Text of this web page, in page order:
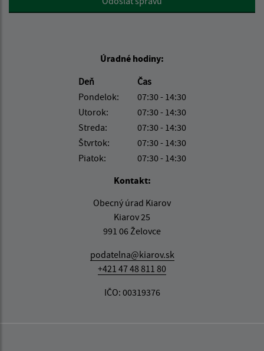
Úradné hodiny:
Deň
Čas
Pondelok:
07:30 - 14:30
Utorok:
07:30 - 14:30
Streda:
07:30 - 14:30
Štvrtok:
07:30 - 14:30
Piatok:
07:30 - 14:30
Kontakt:
Obecný úrad Kiarov
Kiarov 25
991 06 Želovce
podatelna@kiarov.sk
+421 47 48 811 80
IČO: 00319376